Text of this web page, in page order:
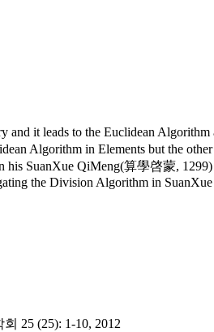
it leads to the Euclidean
Algorithm in Elements but the
his SuanXue QiMeng(算學啓蒙,
the Division Algorithm in
25 (25): 1-10, 2012